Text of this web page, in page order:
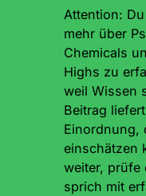
Attention:
mehr über
Chemicals
Highs zu
weil Wissen
Beitrag
Einordnung,
einschätzen
weiter, prüfe
sprich mit